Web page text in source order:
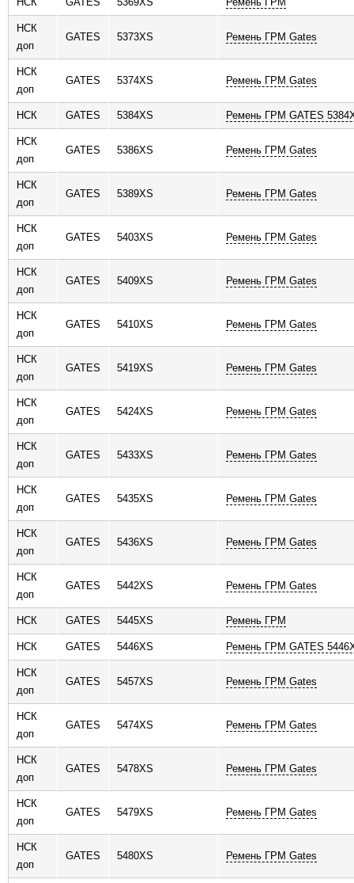
НСК
доп
GATES 5373XS Ремень ГРМ Gates
НСК
доп
GATES 5374XS Ремень ГРМ Gates
НСК GATES 5384XS Ремень ГРМ GATES
НСК
доп
GATES 5386XS Ремень ГРМ Gates
НСК
доп
GATES 5389XS Ремень ГРМ Gates
НСК
доп
GATES 5403XS Ремень ГРМ Gates
НСК
доп
GATES 5409XS Ремень ГРМ Gates
НСК
доп
GATES 5410XS Ремень ГРМ Gates
НСК
доп
GATES 5419XS Ремень ГРМ Gates
НСК
доп
GATES 5424XS Ремень ГРМ Gates
НСК
доп
GATES 5433XS Ремень ГРМ Gates
НСК
доп
GATES 5435XS Ремень ГРМ Gates
НСК
доп
GATES 5436XS Ремень ГРМ Gates
НСК
доп
GATES 5442XS Ремень ГРМ Gates
НСК GATES 5445XS Ремень ГРМ
НСК GATES 5446XS Ремень ГРМ GATES
НСК
доп
GATES 5457XS Ремень ГРМ Gates
НСК
доп
GATES 5474XS Ремень ГРМ Gates
НСК
доп
GATES 5478XS Ремень ГРМ Gates
НСК
доп
GATES 5479XS Ремень ГРМ Gates
НСК
доп
GATES 5480XS Ремень ГРМ Gates